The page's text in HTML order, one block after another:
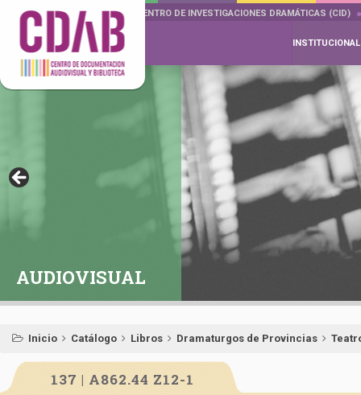
DOCUMENTA DRAMÁTICAS CENTRO DE INVESTIGACIONES DRAMÁTICAS (CID)
INSTITUCIONAL
AUDIOVISUAL
Inicio Catálogo Libros Dramaturgos de Provincias
137 | A862.44 Z12-1